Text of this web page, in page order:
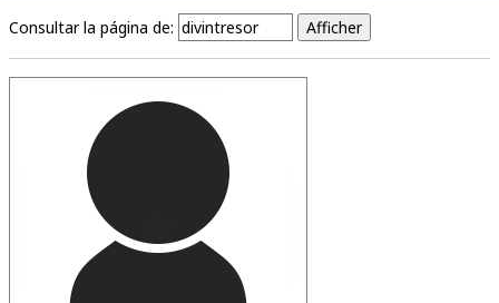
Consultar la página de: